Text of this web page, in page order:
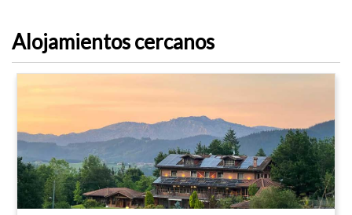
Alojamientos cercanos